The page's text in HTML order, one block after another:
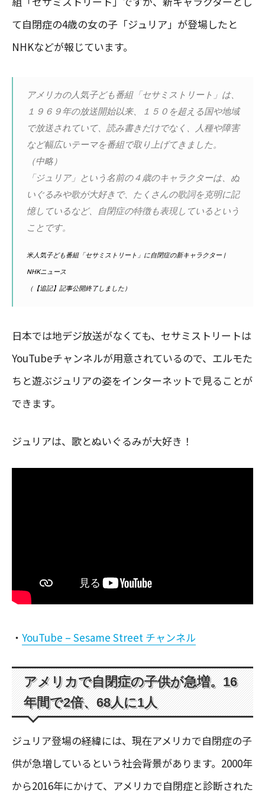
て自閉症の4歳の女の子「ジュリア」が登場したと
NHKなどが報じています。
アメリカの人気子ども番組「セサミストリート」は、
１９６９年の放送開始以来、１５０を超える国や地域
で放送されていて、読み書きだけでなく、人種や障害
など幅広いテーマを番組で取り上げてきました。
（中略）
「ジュリア」という名前の４歳のキャラクターは、ぬ
いぐるみや歌が大好きで、たくさんの歌詞を克明に記
憶しているなど、自閉症の特徴も表現しているという
ことです。
米人気子ども番組「セサミストリート」に自閉症の新キャラクター |
NHKニュース
（【追記】記事公開終了しました）
日本では地デジ放送がなくても、セサミストリートは
YouTubeチャンネルが用意されているので、エルモた
ちと遊ぶジュリアの姿をインターネットで見ることが
できます。
ジュリアは、歌とぬいぐるみが大好き！
・ YouTube – Sesame Street チャンネル
アメリカで自閉症の子供が急増。16
年間で2倍、68人に1人
ジュリア登場の経緯には、現在アメリカで自閉症の子
供が急増しているという社会背景があります。2000年
から2016年にかけて、アメリカで自閉症と診断された